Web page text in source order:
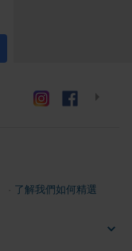
了解我們如何精選